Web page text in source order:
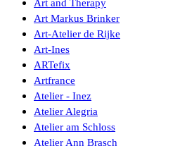
Art Markus Brinker
Art-Atelier de Rijke
Art-Ines
ARTefix
Artfrance
Atelier - Inez
Atelier Alegria
Atelier am Schloss
Atelier Ann Brasch